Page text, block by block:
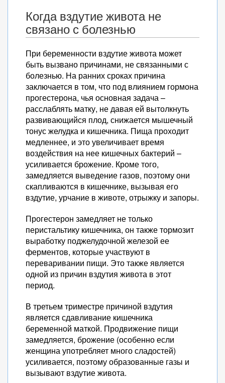
Когда вздутие живота не
связано с болезнью
При беременности вздутие живота может
быть вызвано причинами, не связанными с
болезнью. На ранних сроках причина
заключается в том, что под влиянием гормона
прогестерона, чья основная задача –
расслаблять матку, не давая ей вытолкнуть
развивающийся плод, снижается мышечный
тонус желудка и кишечника. Пища проходит
медленнее, и это увеличивает время
воздействия на нее кишечных бактерий –
усиливается брожение. Кроме того,
замедляется выведение газов, поэтому они
скапливаются в кишечнике, вызывая его
вздутие, урчание в животе, отрыжку и запоры.
Прогестерон замедляет не только
перистальтику кишечника, он также тормозит
выработку поджелудочной железой ее
ферментов, которые участвуют в
переваривании пищи. Это также является
одной из причин вздутия живота в этот
период.
В третьем триместре причиной вздутия
является сдавливание кишечника
беременной маткой. Продвижение пищи
замедляется, брожение (особенно если
женщина употребляет много сладостей)
усиливается, поэтому образованные газы и
вызывают вздутие живота.